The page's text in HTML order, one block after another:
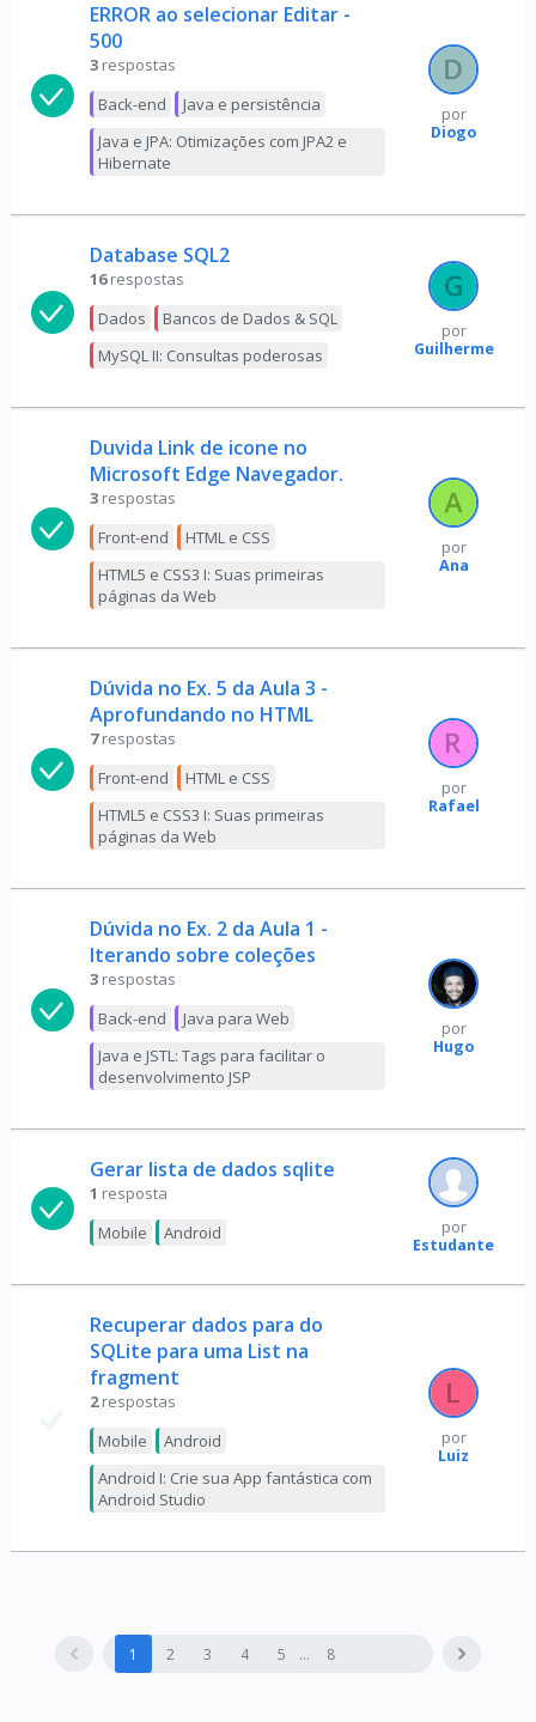
ERROR ao selecionar Editar -
500
3 respostas
Back-end
Java e persistência
Java e JPA: Otimizações com JPA2 e
Hibernate
por
Diogo
Database SQL2
16 respostas
Dados
Bancos de Dados & SQL
MySQL II: Consultas poderosas
por
Guilherme
Duvida Link de icone no
Microsoft Edge Navegador.
3 respostas
Front-end
HTML e CSS
HTML5 e CSS3 I: Suas primeiras
páginas da Web
por
Ana
Dúvida no Ex. 5 da Aula 3 -
Aprofundando no HTML
7 respostas
Front-end
HTML e CSS
HTML5 e CSS3 I: Suas primeiras
páginas da Web
por
Rafael
Dúvida no Ex. 2 da Aula 1 -
Iterando sobre coleções
3 respostas
Back-end
Java para Web
Java e JSTL: Tags para facilitar o
desenvolvimento JSP
por
Hugo
Gerar lista de dados sqlite
1 resposta
Mobile
Android
por
Estudante
Recuperar dados para do
SQLite para uma List na
fragment
2 respostas
Mobile
Android
Android I: Crie sua App fantástica com
Android Studio
por
Luiz
1 2 3 4 5 8